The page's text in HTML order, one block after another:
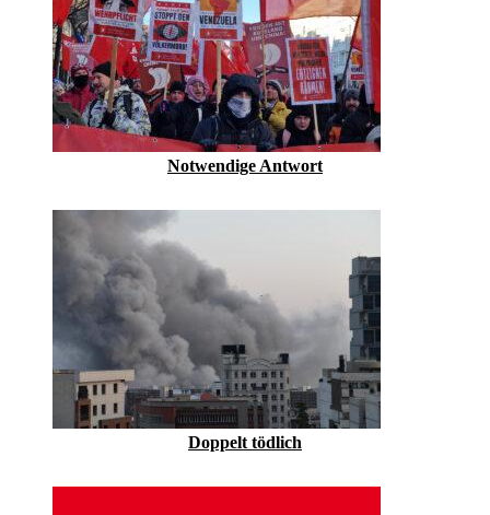
Notwendige Antwort
Doppelt tödlich